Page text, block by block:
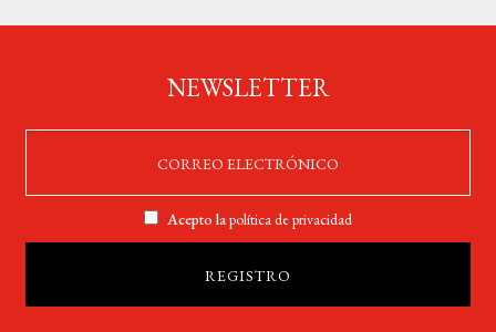
NEWSLETTER
Acepto lapolítica de privacidad